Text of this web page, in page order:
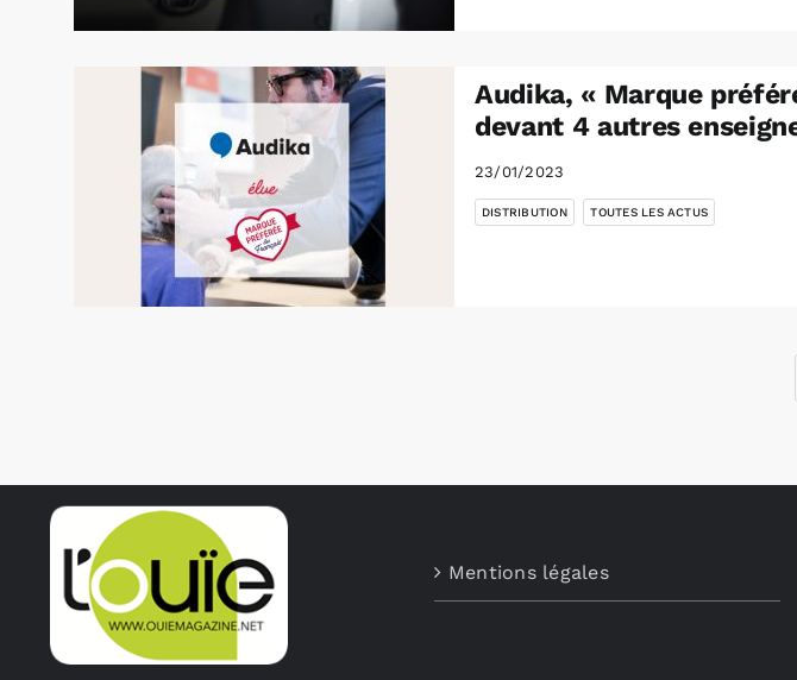
Audika, « Marque
devant 4 autres
23/01/2023
DISTRIBUTION TOUTES LES ACTUS
Mentions légales